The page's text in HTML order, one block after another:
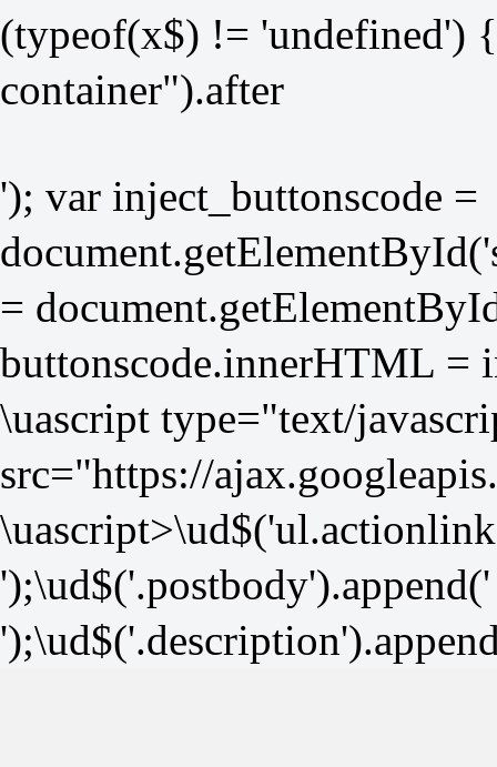
(typeof(x$) != 'undefined')
container").after
'); var inject_buttonscode =
=
buttonscode.innerHTML =
\uascript type="text/
src="https://
');\ud$('.postbody').append('